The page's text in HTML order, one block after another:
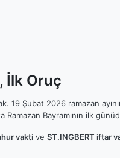
İlk Oruç
19 Şubat 2026 ramazan
Bayramının ilk
vakti ve ST.INGBERT iftar